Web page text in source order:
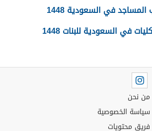
في السعودية 1448
في السعودية للبنات 1448
من نحن
سياسة الخصوصية
فريق محتويات